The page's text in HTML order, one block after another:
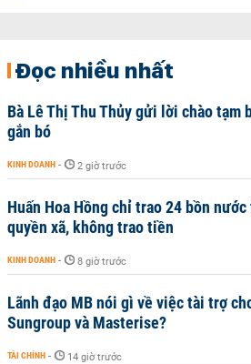
Đọc nhiều nhất
Bà Lê Thị Thu Thủy gửi lời chào tạm
gắn bó
KINH DOANH - 2 giờ trước
Huấn Hoa Hồng chỉ trao 24 bồn
quyền xã, không trao tiền
KINH DOANH - 8 giờ trước
Lãnh đạo MB nói gì về việc tài trợ
Sungroup và Masterise?
TÀI CHÍNH - 14 giờ trước